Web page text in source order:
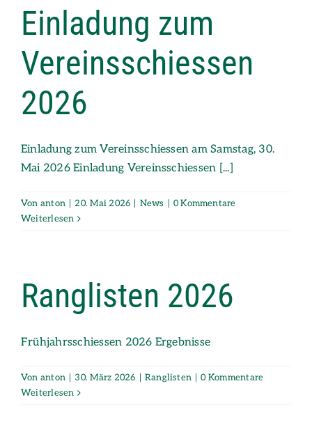
Einladung zum
Vereinsschiessen
2026
Einladung zum Vereinsschiessen am Samstag, 30.
Mai 2026 Einladung Vereinsschiessen [...]
Von anton 20. Mai 2026 News
0 Kommentare
Weiterlesen
Ranglisten 2026
Frühjahrsschiessen 2026 Ergebnisse
Von anton 30. März 2026 Ranglisten
0 Kommentare
Weiterlesen